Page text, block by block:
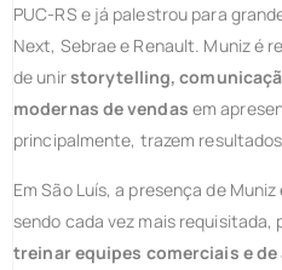
PUC-RS e já palestrou para
Next, Sebrae e Renault. Muniz é
de unirstorytelling,
modernas de vendas em
principalmente, trazem
Em São Luís, a presença de
sendo cada vez mais requisitada,
treinar equipes comerciais e